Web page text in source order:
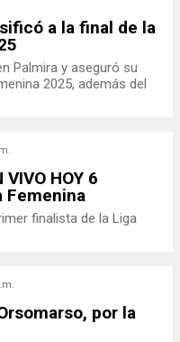
a la final de la
Palmira y aseguró su
2025, además del
HOY 6
Femenina
finalista de la Liga
por la